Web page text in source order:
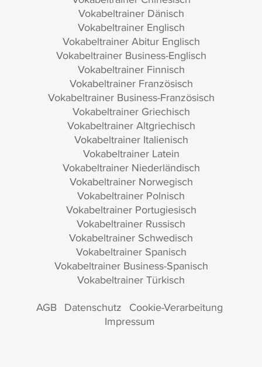
Vokabeltrainer Dänisch
Vokabeltrainer Englisch
Vokabeltrainer Abitur Englisch
Vokabeltrainer Business-Englisch
Vokabeltrainer Finnisch
Vokabeltrainer Französisch
Vokabeltrainer Business-Französisch
Vokabeltrainer Griechisch
Vokabeltrainer Altgriechisch
Vokabeltrainer Italienisch
Vokabeltrainer Latein
Vokabeltrainer Niederländisch
Vokabeltrainer Norwegisch
Vokabeltrainer Polnisch
Vokabeltrainer Portugiesisch
Vokabeltrainer Russisch
Vokabeltrainer Schwedisch
Vokabeltrainer Spanisch
Vokabeltrainer Business-Spanisch
Vokabeltrainer Türkisch
AGB Datenschutz Cookie-Verarbeitung
Impressum